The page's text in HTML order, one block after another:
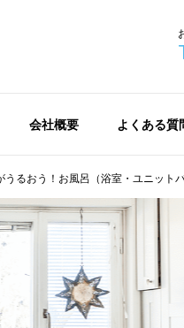
会社概要 よくある質
るおう！お風呂（浴室・ユニット